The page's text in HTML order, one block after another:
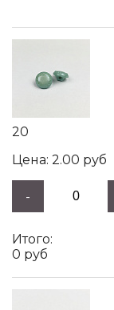
20
2.00 руб
-
0 руб